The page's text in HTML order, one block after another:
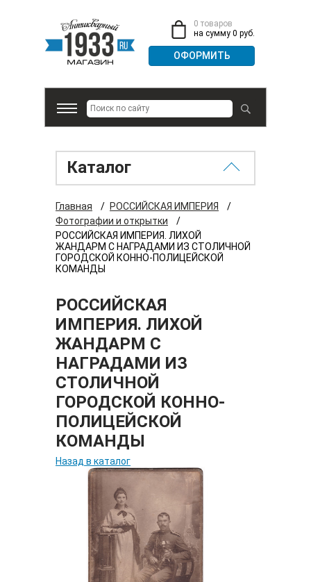
0 товаров
на сумму 0 руб.
Каталог
Главная / РОССИЙСКАЯ ИМПЕРИЯ
/
Фотографии и открытки
/
РОССИЙСКАЯ ИМПЕРИЯ. ЛИХОЙ
ЖАНДАРМ С НАГРАДАМИ ИЗ СТОЛИЧНОЙ
ГОРОДСКОЙ КОННО-ПОЛИЦЕЙСКОЙ
КОМАНДЫ
РОССИЙСКАЯ
ИМПЕРИЯ. ЛИХОЙ
ЖАНДАРМ С
НАГРАДАМИ ИЗ
СТОЛИЧНОЙ
ГОРОДСКОЙ КОННО-
ПОЛИЦЕЙСКОЙ
КОМАНДЫ
Назад в каталог